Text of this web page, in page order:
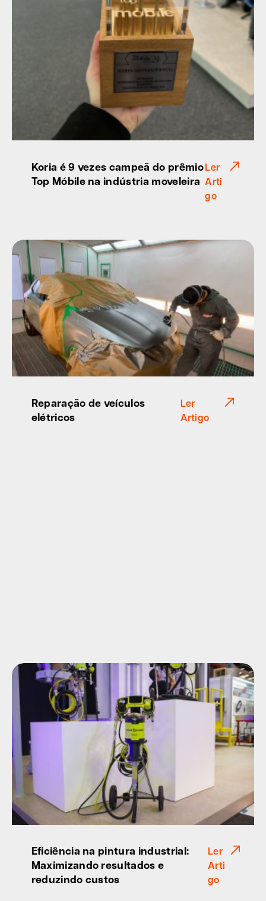
Koria é 9 vezes campeã do prêmio
Top Móbile na indústria moveleira
Ler
Arti
go
Reparação de veículos
elétricos
Ler
Artigo
Eficiência na pintura industrial:
Maximizando resultados e
reduzindo custos
Ler
Arti
go